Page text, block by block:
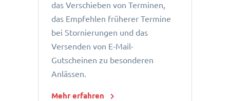
das Verschieben von Terminen,
das Empfehlen früherer Termine
bei Stornierungen und das
Versenden von E-Mail-
Gutscheinen zu besonderen
Anlässen.
Mehr erfahren